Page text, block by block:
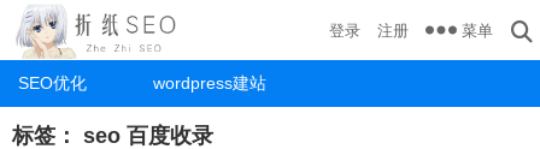
SEO优化 wordpress建站
登录 注册 菜单
标签： seo 百度收录